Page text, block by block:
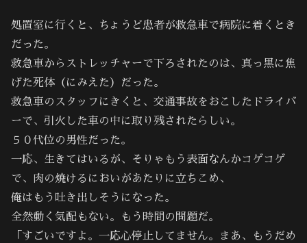
処置室に行くと、ちょうど患者が救急車で病院に着くとき
だった。
救急車からストレッチャーで下ろされたのは、真っ黒に焦
げた死体（にみえた）だった。
救急車のスタッフにきくと、交通事故をおこしたドライバ
ーで、引火した車の中に取り残されたらしい。
５０代位の男性だった。
一応、生きてはいるが、そりゃもう表面なんかコゲコゲ
で、肉の焼けるにおいがあたりに立ちこめ、
俺はもう吐き出しそうになった。
全然動く気配もない。もう時間の問題だ。
「すごいですよ。一応心停止してません。まあ、もうだめ